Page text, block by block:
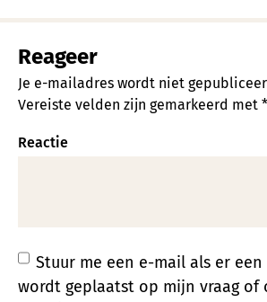
Reageer
Je e-mailadres wordt niet
Vereiste velden zijn gemarkeerd met *
Reactie
Stuur me een e-mail als er
wordt geplaatst op mijn vraag of